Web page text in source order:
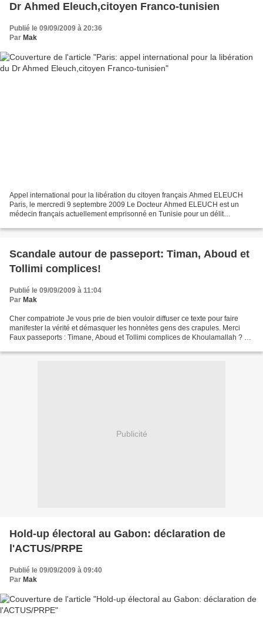
Dr Ahmed Eleuch,citoyen Franco-tunisien
Publié le 09/09/2009 à 20:36
Par Mak
Appel international pour la libération du citoyen français Ahmed ELEUCH
Paris, le mercredi 9 septembre 2009 Le Docteur Ahmed ELEUCH est un
médecin français actuellement emprisonné en Tunisie pour un délit
Scandale autour de passeport: Timan, Aboud et
Tollimi complices!
Publié le 09/09/2009 à 11:04
Par Mak
Cher compatriote Je vous prie de bien vouloir diffuser ce texte pour faire
manifester la vérité et démasquer les honnètes gens des crapules. Merci
Faux passeports : Timane, Aboud et Tollimi complices de Khoulamallah ? L’
Publicité
Hold-up électoral au Gabon: déclaration de
l'ACTUS/PRPE
Publié le 09/09/2009 à 09:40
Par Mak